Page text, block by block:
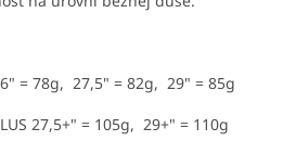
= 78g, 27,5" = 82g, 29" = 85g
27,5+" = 105g, 29+" = 110g